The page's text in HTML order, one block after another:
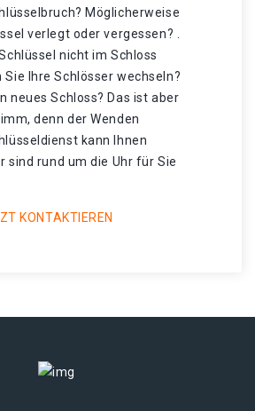
Möglicherweise
verlegt oder vergessen? .
nicht im Schloss
Sie Ihre Schlösser wechseln?
neues Schloss? Das ist aber
denn der Wenden
kann Ihnen
sind rund um die Uhr für Sie
KONTAKTIEREN